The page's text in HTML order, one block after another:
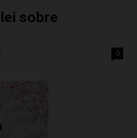
sobre
0